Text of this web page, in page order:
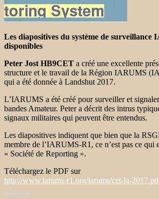
Les diapositives du système de surveillance
disponibles
Peter Jost HB9CET a créé une excellente
structure et le travail de la Région IARUMS
qui a été donnée à Landshut 2017.
L’IARUMS a été créé pour surveiller et
bandes Amateur. Peter a décrit des intrus
signaux militaires qui peuvent être entendus.
Les diapositives indiquent que bien que la
membre de l’IARUMS-R1, ce n’est pas ce qui
« Société de Reporting ».
Téléchargez le PDF sur
http://www.iarums-r1.org/iarums/cet-la-